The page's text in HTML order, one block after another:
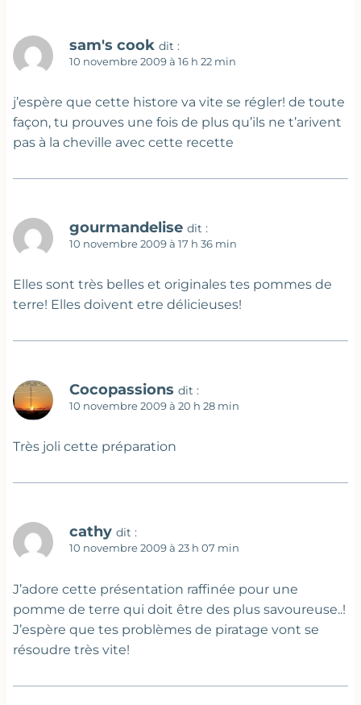
sam's cook dit :
10 novembre 2009 à 16 h 22 min
j’espère que cette histore va vite se régler! de toute
façon, tu prouves une fois de plus qu’ils ne t’arivent
pas à la cheville avec cette recette
gourmandelise dit :
10 novembre 2009 à 17 h 36 min
Elles sont très belles et originales tes pommes de
terre! Elles doivent etre délicieuses!
Cocopassions dit :
10 novembre 2009 à 20 h 28 min
Très joli cette préparation
cathy dit :
10 novembre 2009 à 23 h 07 min
J’adore cette présentation raffinée pour une
pomme de terre qui doit être des plus savoureuse..!
J’espère que tes problèmes de piratage vont se
résoudre très vite!